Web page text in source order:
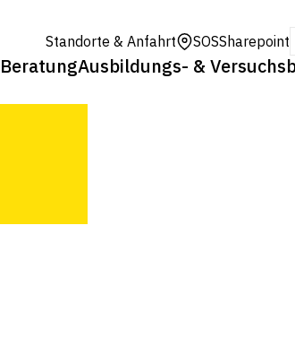
Standorte & Anfahrt SOSSharepoint
BeratungAusbildungs- &